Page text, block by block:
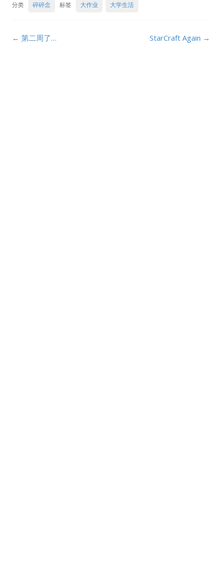
分类 碎碎念 标签 大作业 大学生活
Post
← 第二周了… StarCraft Again →